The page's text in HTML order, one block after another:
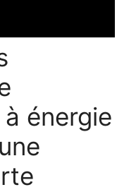
énergie